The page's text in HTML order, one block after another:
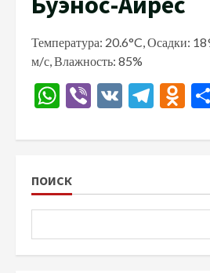
Температура: 20.6°C, Осадки:
м/с, Влажность: 85%
WhatsApp
Viber
VK
ПОИСК